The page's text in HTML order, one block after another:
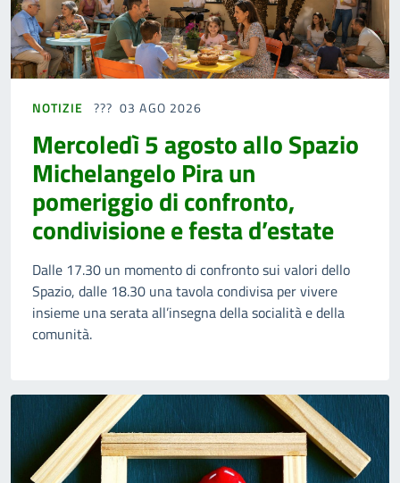
NOTIZIE 03 AGO 2026
Mercoledì 5 agosto allo Spazio
Michelangelo Pira un
pomeriggio di confronto,
condivisione e festa d’estate
Dalle 17.30 un momento di confronto sui valori dello
Spazio, dalle 18.30 una tavola condivisa per vivere
insieme una serata all’insegna della socialità e della
comunità.